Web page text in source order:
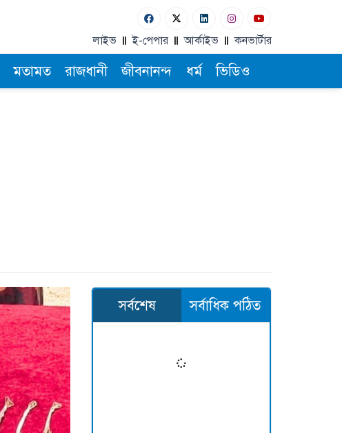
লাইভ ই-পেপার আর্কাইভ কনভার্টার
মতামত রাজধানী জীবনানন্দ ধর্ম ভিডিও
সর্বশেষ সর্বাধিক পঠিত